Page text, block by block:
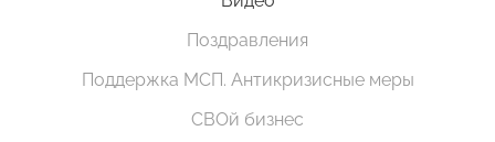
Поздравления
Поддержка МСП. Антикризисные меры
СВОй бизнес